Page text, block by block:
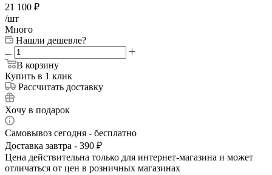
21 100 ₽
/шт
Много
Нашли дешевле?
В корзину
Купить в 1 клик
Рассчитать доставку
Хочу в подарок
Самовывоз сегодня - бесплатно
Доставка завтра - 390 ₽
Цена действительна только для интернет-магазина и может
отличаться от цен в розничных магазинах